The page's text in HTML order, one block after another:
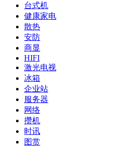
台式机
健康家电
散热
安防
商显
HIFI
激光电视
冰箱
企业站
服务器
网络
攒机
时讯
图赏